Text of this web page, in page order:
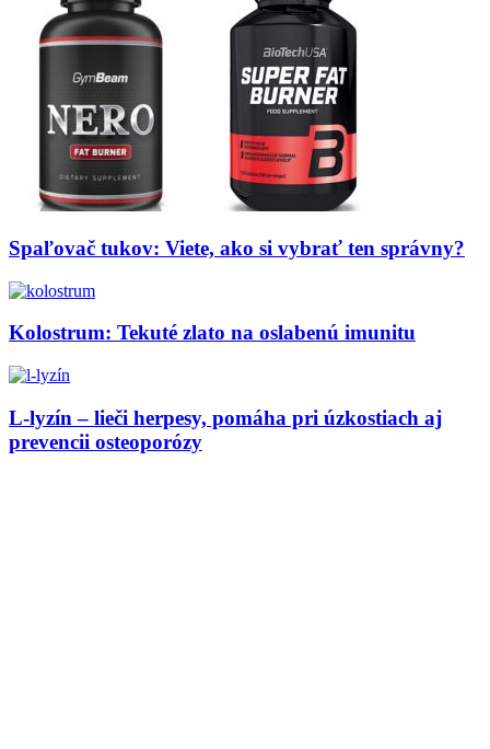
Spaľovač tukov: Viete, ako si vybrať ten správny?
Kolostrum: Tekuté zlato na oslabenú imunitu
L-lyzín – lieči herpesy, pomáha pri úzkostiach aj
prevencii osteoporózy